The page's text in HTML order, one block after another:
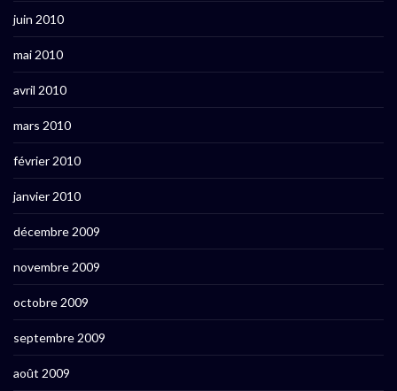
juin 2010
mai 2010
avril 2010
mars 2010
février 2010
janvier 2010
décembre 2009
novembre 2009
octobre 2009
septembre 2009
août 2009